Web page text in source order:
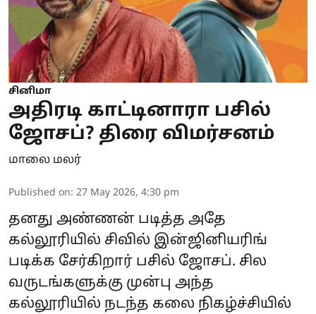
சினிமா
அதிரடி காட்டினாரா பசில்
ஜோசப்? திரை விமர்சனம்
மாலை மலர்
Published on: 27 May 2026, 4:30 pm
தனது அண்ணன் படித்த அதே
கல்லூரியில் சிவில் இன்ஜினியரிங்
படிக்க சேர்கிறார் பசில் ஜோசப். சில
வருடங்களுக்கு முன்பு அந்த
கல்லூரியில் நடந்த கலை நிகழ்ச்சியில்